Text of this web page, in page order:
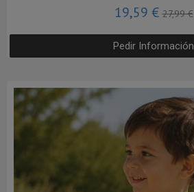
19,59 €27,99 €
Pedir Información